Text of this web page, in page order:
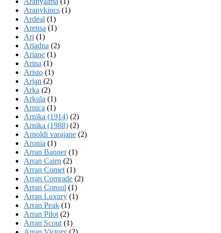
Aranykincs (1)
Ardeal (1)
Arensa (1)
Ari (1)
Ariadna (2)
Ariane (1)
Arina (1)
Aristo (1)
Arjan (2)
Arka (2)
Arkula (1)
Arnica (1)
Arnika (1914) (2)
Arnika (1988) (2)
Arnoldi varajane (2)
Aronia (1)
Arran Banner(1)
Arran Cairn (2)
Arran Comet (1)
Arran Comrade (2)
Arran Consul (1)
Arran Luxury (1)
Arran Peak (1)
Arran Pilot (2)
Arran Scout (1)